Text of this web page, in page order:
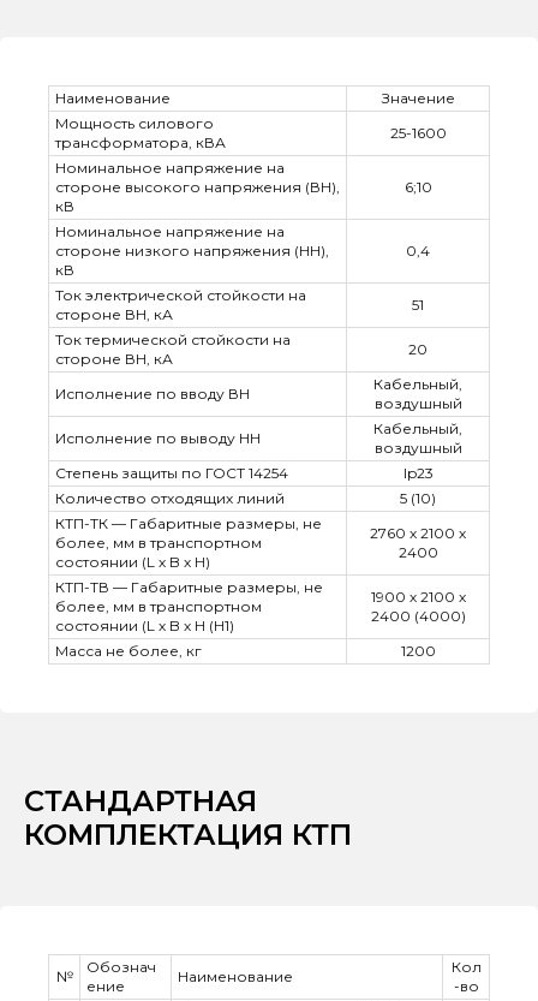
Наименование
Значение
Мощность силового
трансформатора, кВА
25-1600
Номинальное напряжение на
стороне высокого напряжения (ВН),
кВ
6;10
Номинальное напряжение на
стороне низкого напряжения (НН),
кВ
0,4
Ток электрической стойкости на
стороне ВН, кА
51
Ток термической стойкости на
стороне ВН, кА
20
Исполнение по вводу ВН
Кабельный,
воздушный
Исполнение по выводу НН
Кабельный,
воздушный
Степень защиты по ГОСТ 14254
Ip23
Количество отходящих линий
5 (10)
КТП-ТК — Габаритные размеры, не
более, мм в транспортном
состоянии (L х B х H)
2760 х 2100 х
2400
КТП-ТВ — Габаритные размеры, не
более, мм в транспортном
состоянии (L х B х H (Н1)
1900 х 2100 х
2400 (4000)
Масса не более, кг
1200
СТАНДАРТНАЯ
КОМПЛЕКТАЦИЯ КТП
№
Обознач
ение
Наименование
Кол
-во